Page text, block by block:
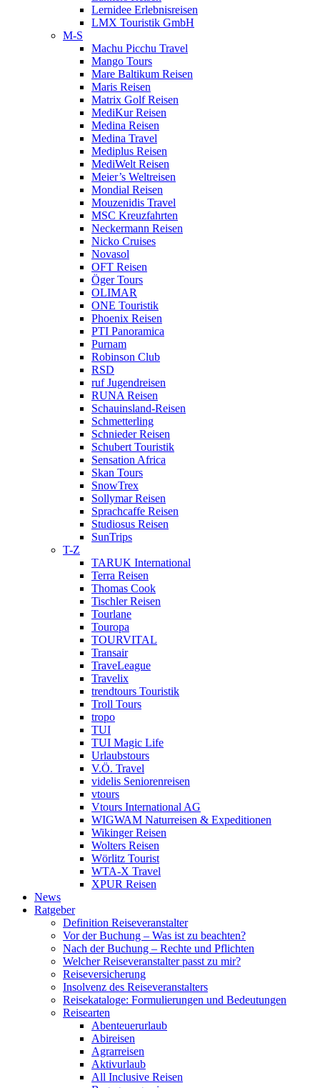
Lernidee Erlebnisreisen
LMX Touristik GmbH
M-S
Machu Picchu Travel
Mango Tours
Mare Baltikum Reisen
Maris Reisen
Matrix Golf Reisen
MediKur Reisen
Medina Reisen
Medina Travel
Mediplus Reisen
MediWelt Reisen
Meier’s Weltreisen
Mondial Reisen
Mouzenidis Travel
MSC Kreuzfahrten
Neckermann Reisen
Nicko Cruises
Novasol
OFT Reisen
Öger Tours
OLIMAR
ONE Touristik
Phoenix Reisen
PTI Panoramica
Purnam
Robinson Club
RSD
ruf Jugendreisen
RUNA Reisen
Schauinsland-Reisen
Schmetterling
Schnieder Reisen
Schubert Touristik
Sensation Africa
Skan Tours
SnowTrex
Sollymar Reisen
Sprachcaffe Reisen
Studiosus Reisen
SunTrips
T-Z
TARUK International
Terra Reisen
Thomas Cook
Tischler Reisen
Tourlane
Touropa
TOURVITAL
Transair
TraveLeague
Travelix
trendtours Touristik
Troll Tours
tropo
TUI
TUI Magic Life
Urlaubstours
V.Ö. Travel
videlis Seniorenreisen
vtours
Vtours International AG
WIGWAM Naturreisen & Expeditionen
Wikinger Reisen
Wolters Reisen
Wörlitz Tourist
WTA-X Travel
XPUR Reisen
News
Ratgeber
Definition Reiseveranstalter
Vor der Buchung – Was ist zu beachten?
Nach der Buchung – Rechte und Pflichten
Welcher Reiseveranstalter passt zu mir?
Reiseversicherung
Insolvenz des Reiseveranstalters
Reisekataloge: Formulierungen und Bedeutungen
Reisearten
Abenteuerurlaub
Abireisen
Agrarreisen
Aktivurlaub
All Inclusive Reisen